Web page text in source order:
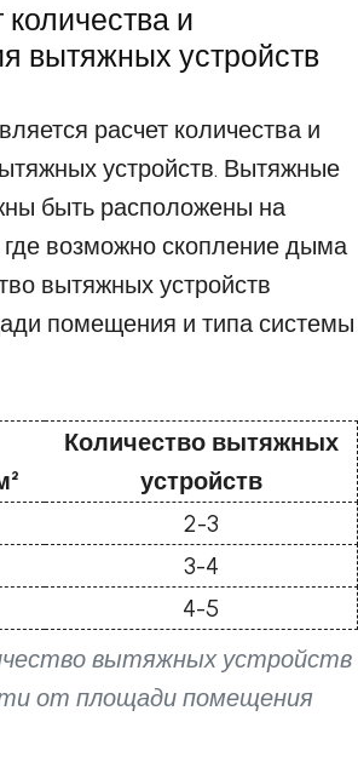
и
вытяжных устройств
расчет количества и
устройств. Вытяжные
быть расположены на
возможно скопление дыма
вытяжных устройств
помещения и типа системы
вытяжных устройств
от площади помещения
Количество вытяжных
устройств
2-3
3-4
4-5